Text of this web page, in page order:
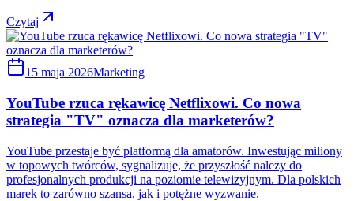
Czytaj
15 maja 2026Marketing
YouTube rzuca rękawicę Netflixowi. Co nowa
strategia "TV" oznacza dla marketerów?
YouTube przestaje być platformą dla amatorów. Inwestując miliony
w topowych twórców, sygnalizuje, że przyszłość należy do
profesjonalnych produkcji na poziomie telewizyjnym. Dla polskich
marek to zarówno szansa, jak i potężne wyzwanie.